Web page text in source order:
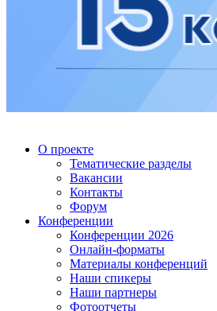
О проекте
Тематические разделы
Вакансии
Контакты
Форум
Конференции
Конференции 2026
Онлайн-форматы
Материалы конференций
Наши спикеры
Наши партнеры
Фотоотчеты